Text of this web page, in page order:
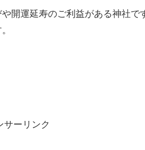
開運延寿のご利益がある神社で
サーリンク